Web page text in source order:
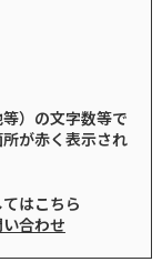
）の文字数等で
が赤く表示され
はこちら
合わせ